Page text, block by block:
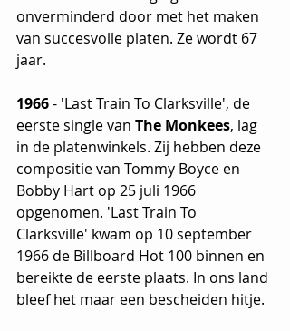
onverminderd door met het maken
van succesvolle platen. Ze wordt 67
jaar.
1966 - 'Last Train To Clarksville', de
eerste single van The Monkees, lag
in de platenwinkels. Zij hebben deze
compositie van Tommy Boyce en
Bobby Hart op 25 juli 1966
opgenomen. 'Last Train To
Clarksville' kwam op 10 september
1966 de Billboard Hot 100 binnen en
bereikte de eerste plaats. In ons land